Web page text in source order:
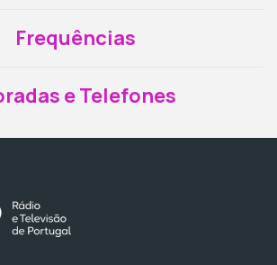
Frequências
e Telefones